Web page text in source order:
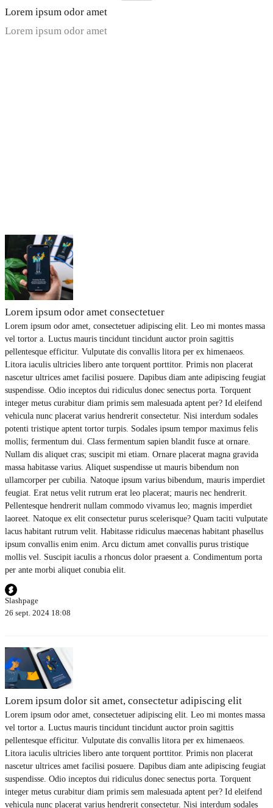
Lorem ipsum odor amet
Lorem ipsum odor amet
Lorem ipsum odor amet consectetuer
Lorem ipsum odor amet, consectetuer adipiscing elit. Leo mi montes massa
vel tortor a. Luctus mauris tincidunt tincidunt auctor proin sagittis
pellentesque efficitur. Vulputate dis convallis litora per ex himenaeos.
Litora iaculis ultricies libero ante torquent porttitor. Primis non placerat
nascetur ultrices amet facilisi posuere. Dapibus diam ante adipiscing feugiat
suspendisse. Odio inceptos dui ridiculus donec senectus porta. Torquent
integer metus curabitur diam primis sem malesuada aptent per? Id eleifend
vehicula nunc placerat varius hendrerit consectetur. Nisi interdum sodales
potenti tristique aptent tortor turpis. Sodales ipsum tempor maximus felis
mollis; fermentum dui. Class fermentum sapien blandit fusce at ornare.
Nullam dis aliquet cras; suscipit mi etiam. Ornare placerat magna gravida
massa habitasse varius. Aliquet suspendisse ut mauris bibendum non
ullamcorper per cubilia. Natoque ipsum varius bibendum, mauris imperdiet
feugiat. Erat netus velit rutrum erat leo placerat; mauris nec hendrerit.
Pellentesque hendrerit nullam commodo vivamus leo; magnis imperdiet
laoreet. Natoque ex elit consectetur purus scelerisque? Quam taciti vulputate
lacus habitant rutrum velit. Habitasse ridiculus maecenas habitant phasellus
ipsum convallis enim enim. Arcu dictum amet convallis purus tristique
mollis vel. Suscipit iaculis a rhoncus dolor praesent a. Condimentum porta
per ante morbi aliquet conubia elit.
Slashpage
26 sept. 2024 18:08
Lorem ipsum dolor sit amet, consectetur adipiscing elit
Lorem ipsum odor amet, consectetuer adipiscing elit. Leo mi montes massa
vel tortor a. Luctus mauris tincidunt tincidunt auctor proin sagittis
pellentesque efficitur. Vulputate dis convallis litora per ex himenaeos.
Litora iaculis ultricies libero ante torquent porttitor. Primis non placerat
nascetur ultrices amet facilisi posuere. Dapibus diam ante adipiscing feugiat
suspendisse. Odio inceptos dui ridiculus donec senectus porta. Torquent
integer metus curabitur diam primis sem malesuada aptent per? Id eleifend
vehicula nunc placerat varius hendrerit consectetur. Nisi interdum sodales